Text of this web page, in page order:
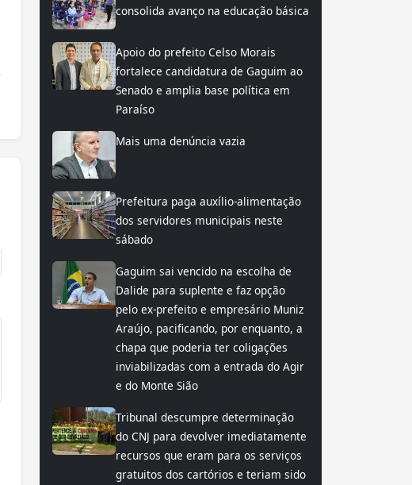
consolida avanço na educação básica
Apoio do prefeito Celso Morais
fortalece candidatura de Gaguim ao
Senado e amplia base política em
Paraíso
Mais uma denúncia vazia
Prefeitura paga auxílio-alimentação
dos servidores municipais neste
sábado
Gaguim sai vencido na escolha de
Dalide para suplente e faz opção
pelo ex-prefeito e empresário Muniz
Araújo, pacificando, por enquanto, a
chapa que poderia ter coligações
inviabilizadas com a entrada do Agir
e do Monte Sião
Tribunal descumpre determinação
do CNJ para devolver imediatamente
recursos que eram para os serviços
gratuitos dos cartórios e teriam sido